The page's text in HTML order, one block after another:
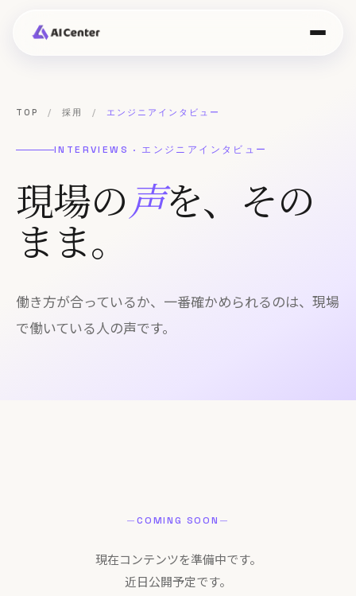
エントリー
TOP / 採用 / エンジニアインタビュー
INTERVIEWS · エンジニアインタビュー
現場の声を、その
まま。
働き方が合っているか、一番確かめられるのは、現場
で働いている人の声です。
—COMING SOON —
現在コンテンツを準備中です。
近日公開予定です。